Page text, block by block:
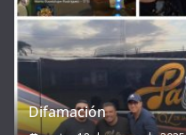
Difamación